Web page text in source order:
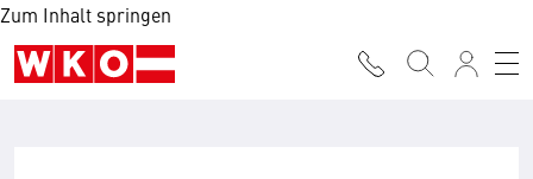
Zum Inhalt springen